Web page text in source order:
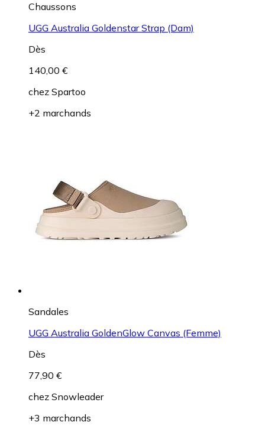
Chaussons
UGG Australia Goldenstar Strap (Dam)
Dès
140,00 €
chez Spartoo
+2 marchands
Sandales
UGG Australia GoldenGlow Canvas (Femme)
Dès
77,90 €
chez Snowleader
+3 marchands